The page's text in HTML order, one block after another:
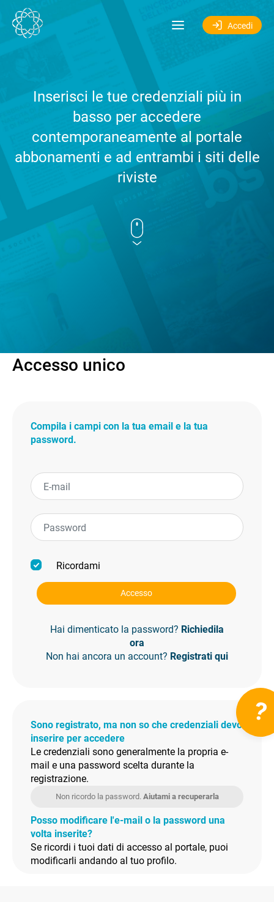
Salta al contenuto
Accedi
Inserisci le tue credenziali più in
basso per accedere
contemporaneamente al portale
abbonamenti e ad entrambi i siti delle
riviste
Accesso unico
Compila i campi con la tua email e la tua
password.
Ricordami
Accesso
Hai dimenticato la password? Richiedila
ora
Non hai ancora un account? Registrati qui
?
Sono registrato, ma non so che credenziali devo
inserire per accedere
Le credenziali sono generalmente la propria e-
mail e una password scelta durante la
registrazione.
Non ricordo la password. Aiutami a recuperarla
Posso modificare l'e-mail o la password una
volta inserite?
Se ricordi i tuoi dati di accesso al portale, puoi
modificarli andando al tuo profilo.